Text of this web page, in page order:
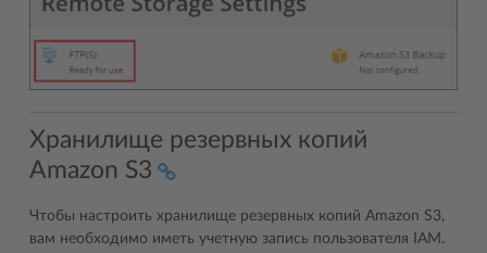
Хранилище резервных копий
Amazon S3
Чтобы настроить хранилище резервных копий Amazon S3,
вам необходимо иметь учетную запись пользователя IAM.